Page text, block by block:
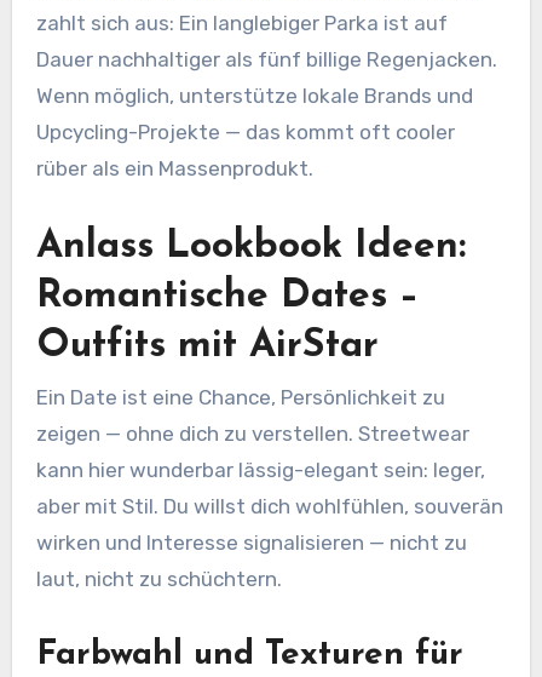
zahlt sich aus: Ein langlebiger Parka ist auf
Dauer nachhaltiger als fünf billige Regenjacken.
Wenn möglich, unterstütze lokale Brands und
Upcycling-Projekte — das kommt oft cooler
rüber als ein Massenprodukt.
Anlass Lookbook Ideen:
Romantische Dates –
Outfits mit AirStar
Ein Date ist eine Chance, Persönlichkeit zu
zeigen — ohne dich zu verstellen. Streetwear
kann hier wunderbar lässig-elegant sein: leger,
aber mit Stil. Du willst dich wohlfühlen, souverän
wirken und Interesse signalisieren — nicht zu
laut, nicht zu schüchtern.
Farbwahl und Texturen für